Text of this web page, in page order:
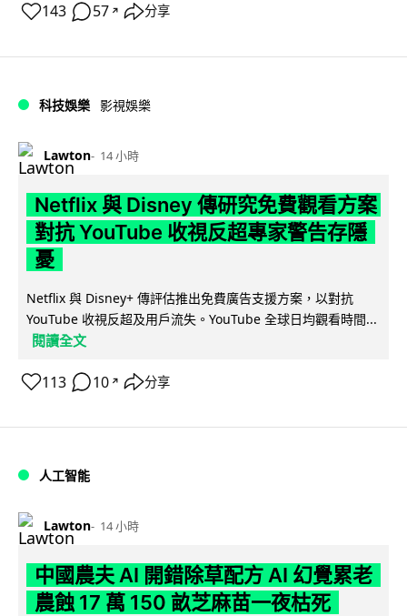
143 57 ↗ 分享
科技娛樂 影視娛樂
Lawton 14 小時
Netflix 與 Disney 傳研究免費觀看方案
對抗 YouTube 收視反超專家警告存隱
憂
Netflix 與 Disney+ 傳評估推出免費廣告支援方案，以對抗
YouTube 收視反超及用戶流失。YouTube 全球日均觀看時間...
閱讀全文
113 10 ↗ 分享
人工智能
Lawton 14 小時
中國農夫 AI 開錯除草配方 AI 幻覺累老
農蝕 17 萬 150 畝芝麻苗一夜枯死